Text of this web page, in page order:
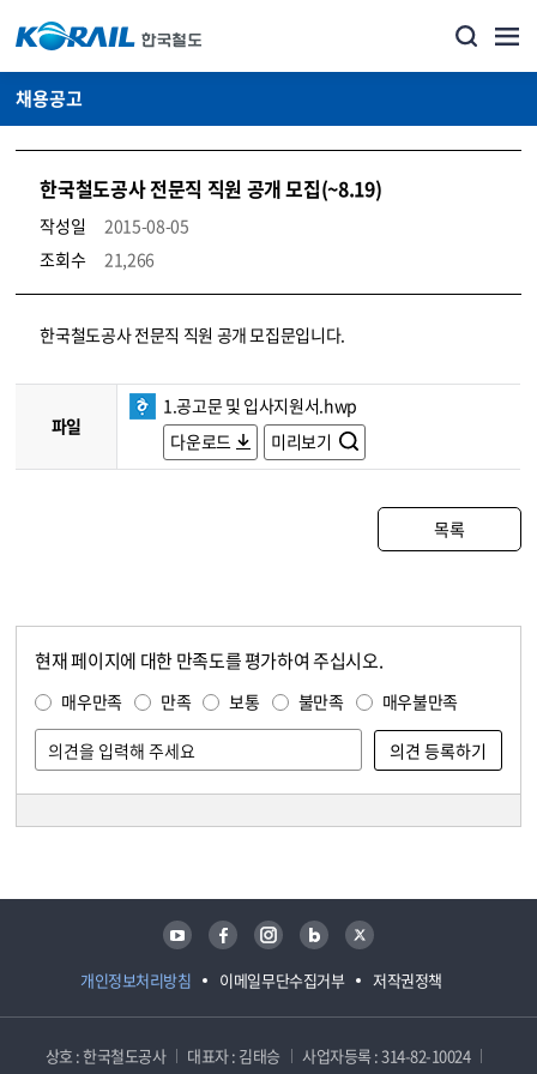
채용공고
한국철도공사 전문직 직원 공개 모집(~8.19)
작성일
2015-08-05
조회수
21,266
코레일소개_경영공시_채용공고 상세보기 – 내용, 파일, 담당자 연락처로 구성
한국철도공사 전문직 직원 공개 모집문입니다.
파일
1.공고문 및 입사지원서.hwp
다운로드
미리보기
목록
현재 페이지에 대한 만족도를 평가하여 주십시오.
매우만족 만족 보통 불만족 매우불만족
개인정보처리방침 이메일무단수집거부 저작권정책
유튜브 페이스북 인스타그램 블로그 트위터
상호 : 한국철도공사 대표자 : 김태승
사업자등록 : 314-82-10024